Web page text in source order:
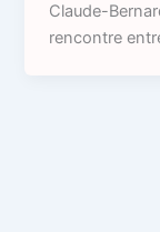
Claude-
rencontre